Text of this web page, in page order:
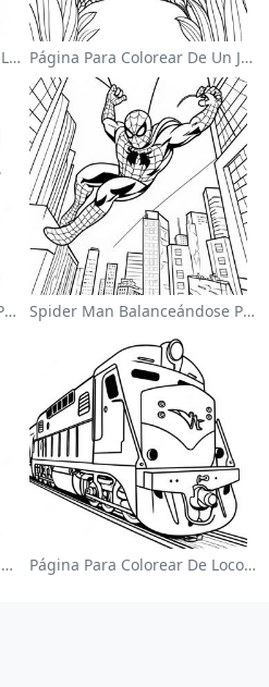
Página Para Colorear De Un Lindo Conejo De Pascua Página Para Colorear De Un Jardín De Flores Coloridas
Linda Hello Kitty Con Moño Para Colorear Spider Man Balanceándose Por La Ciudad Para Colorear
Chase Patrulla Canina Página Para Colorear Página Para Colorear De Locomotora Colorida